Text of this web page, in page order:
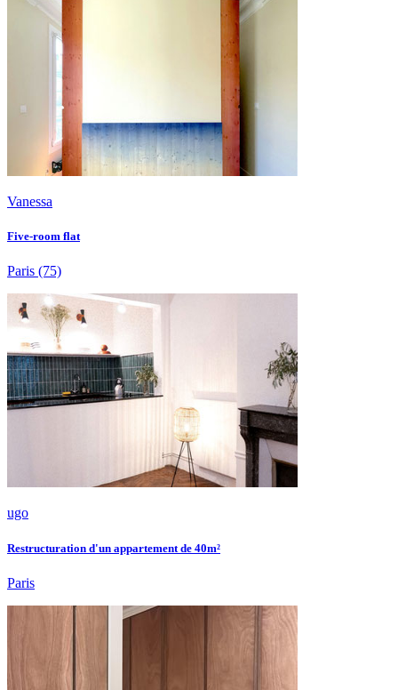
Vanessa
Five-room flat
Paris (75)
ugo
Restructuration d'un appartement de 40m²
Paris